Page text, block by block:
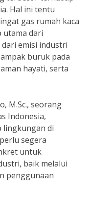
Hal ini tentu
gas rumah kaca
utama dari
emisi industri
buruk pada
hayati, serta
M.Sc., seorang
Indonesia,
lingkungan di
segera
untuk
baik melalui
penggunaan